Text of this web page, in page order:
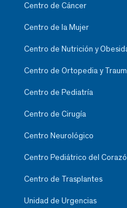
Centro de Cáncer
Centro de la Mujer
Centro de Nutrición y
Centro de Ortopedia y
Centro de Pediatría
Centro de Cirugía
Centro Neurológico
Centro Pediátrico del
Centro de Trasplantes
Unidad de Urgencias